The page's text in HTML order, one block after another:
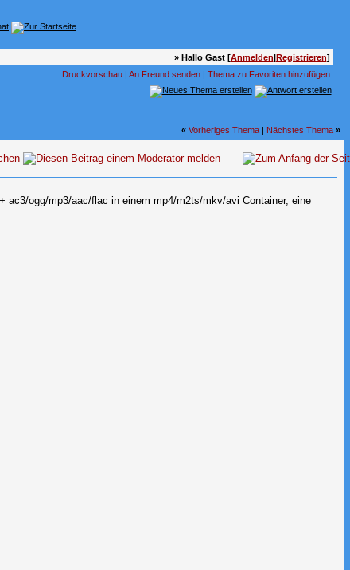
» Hallo Gast [Anmelden|Registrieren]
Druckvorschau| An Freund senden| Thema zu Favoriten hinzufügen
« Vorheriges Thema | Nächstes Thema »
ogg/mp3/aac/flac in einem mp4/m2ts/mkv/avi Container, eine